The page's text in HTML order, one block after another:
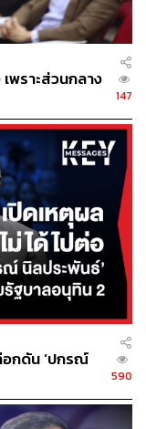
พราะส่วนกลาง
147
อกดัน ‘ปกรณ์
590